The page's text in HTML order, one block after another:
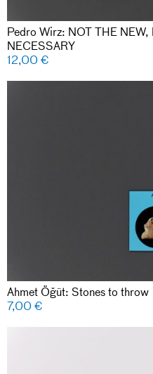
Pedro Wirz: NOT THE
NECESSARY
12,00€
Ahmet Öğüt: Stones to throw
7,00€